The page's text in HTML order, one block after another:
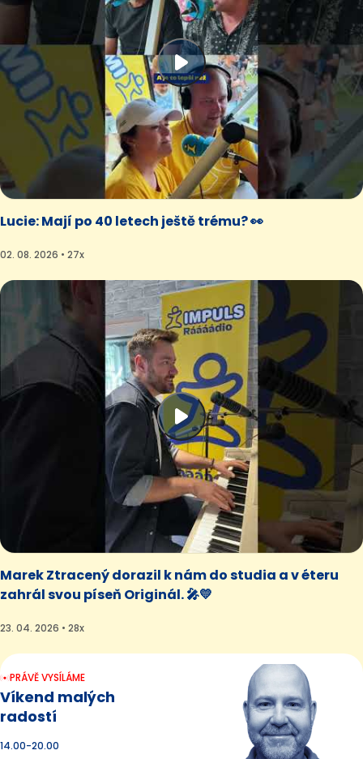
Lucie: Mají po 40 letech ještě trému? 👀
02. 08. 2026 • 27x
Marek Ztracený dorazil k nám do studia a v éteru
zahrál svou píseň Originál. 🎤💛
23. 04. 2026 • 28x
PRÁVĚ VYSÍLÁME
Víkend malých
radostí
14.00-20.00